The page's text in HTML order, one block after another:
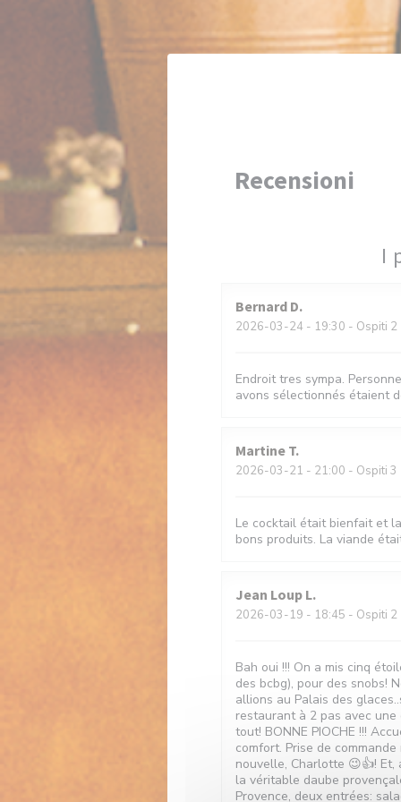
Personalizzazione delle tue scelte sui cookie
Recensioni
I
Bernard D
2026-03-24 - 19:30 - Ospiti 2
Endroit tres sympa.
avons sélectionnés étaient
Martine T
2026-03-21 - 21:00 - Ospiti 3
Le cocktail était bienfait et
bons produits. La viande
Jean Loup L
2026-03-19 - 18:45 - Ospiti 2
Bah oui !!! On a mis cinq
des bcbg), pour des snobs!
allions au Palais des
restaurant à 2 pas avec
tout! BONNE PIOCHE !!!
comfort. Prise de
nouvelle, Charlotte 😉👍! Et,
la véritable daube
Provence, deux entrées: